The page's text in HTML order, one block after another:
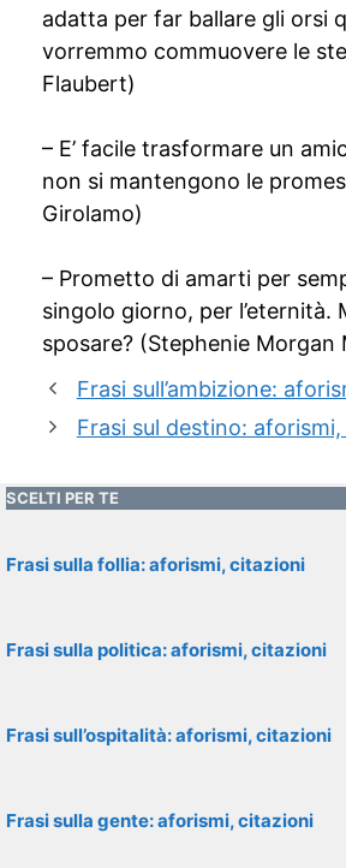
adatta per far ballare gli orsi
vorremmo commuovere le
Flaubert)
– E’ facile trasformare un
non si mantengono le
Girolamo)
– Prometto di amarti per
singolo giorno, per l’eternità.
sposare? (Stephenie Morgan
Frasi sull’ambizione:
Frasi sul destino:
SCELTI PER TE
Frasi sulla follia: aforismi, citazioni
Frasi sulla politica: aforismi, citazioni
Frasi sull’ospitalità: aforismi, citazioni
Frasi sulla gente: aforismi, citazioni